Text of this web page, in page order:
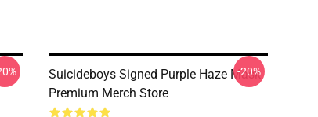
Suicideboys Signed Purple Haze Mask
Premium Merch Store
-20%